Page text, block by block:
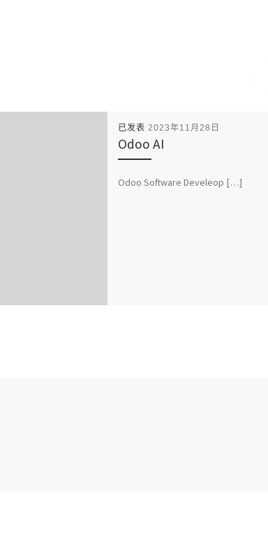
已发表 2023年11月28日
Odoo AI
Odoo Software Develeop […]